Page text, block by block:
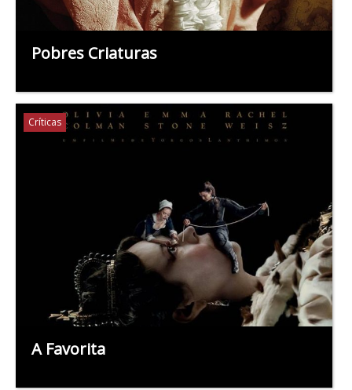
Pobres Criaturas
Críticas
A Favorita